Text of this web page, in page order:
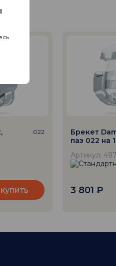
.022
Брекет
паз 022 на
Артикул:
3 801 ₽